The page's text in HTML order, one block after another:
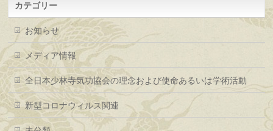
カテゴリー
お知らせ
メディア情報
全日本少林寺気功協会の理念および使命あるいは学術活動
新型コロナウィルス関連